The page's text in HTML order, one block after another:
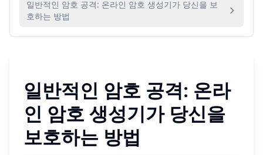
일반적인 암호 공격: 온라인 암호 생성기가 당신을 보
호하는 방법
일반적인 암호 공격: 온라
인 암호 생성기가 당신을
보호하는 방법